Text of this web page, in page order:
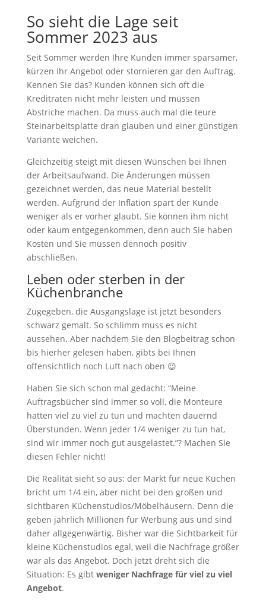
So sieht die Lage seit
Sommer 2023 aus
Seit Sommer werden Ihre Kunden immer sparsamer,
kürzen Ihr Angebot oder stornieren gar den Auftrag.
Kennen Sie das? Kunden können sich oft die
Kreditraten nicht mehr leisten und müssen
Abstriche machen. Da muss auch mal die teure
Steinarbeitsplatte dran glauben und einer günstigen
Variante weichen.
Gleichzeitig steigt mit diesen Wünschen bei Ihnen
der Arbeitsaufwand. Die Änderungen müssen
gezeichnet werden, das neue Material bestellt
werden. Aufgrund der Inflation spart der Kunde
weniger als er vorher glaubt. Sie können ihm nicht
oder kaum entgegenkommen, denn auch Sie haben
Kosten und Sie müssen dennoch positiv
abschließen.
Leben oder sterben in der
Küchenbranche
Zugegeben, die Ausgangslage ist jetzt besonders
schwarz gemalt. So schlimm muss es nicht
aussehen. Aber nachdem Sie den Blogbeitrag schon
bis hierher gelesen haben, gibts bei Ihnen
offensichtlich noch Luft nach oben 😉
Haben Sie sich schon mal gedacht: “Meine
Auftragsbücher sind immer so voll, die Monteure
hatten viel zu viel zu tun und machten dauernd
Überstunden. Wenn jeder 1/4 weniger zu tun hat,
sind wir immer noch gut ausgelastet.”? Machen Sie
diesen Fehler nicht!
Die Realität sieht so aus: der Markt für neue Küchen
bricht um 1/4 ein, aber nicht bei den großen und
sichtbaren Küchenstudios/Möbelhäusern. Denn die
geben jährlich Millionen für Werbung aus und sind
daher allgegenwärtig. Bisher war die Sichtbarkeit für
kleine Küchenstudios egal, weil die Nachfrage größer
war als das Angebot. Doch jetzt dreht sich die
Situation: Es gibt weniger Nachfrage für viel zu viel
Angebot.